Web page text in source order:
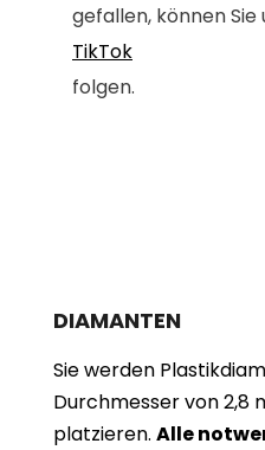
gefallen, können Sie
TikTok
folgen.
DIAMANTEN
Sie werden
Durchmesser von 2,8
platzieren. Alle